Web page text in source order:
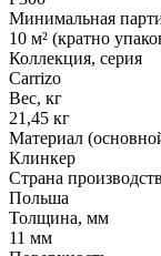
Минимальная
10 м² (кратно
Коллекция, серия
Carrizo
Вес, кг
21,45 кг
Материал
Клинкер
Страна
Польша
Толщина, мм
11 мм